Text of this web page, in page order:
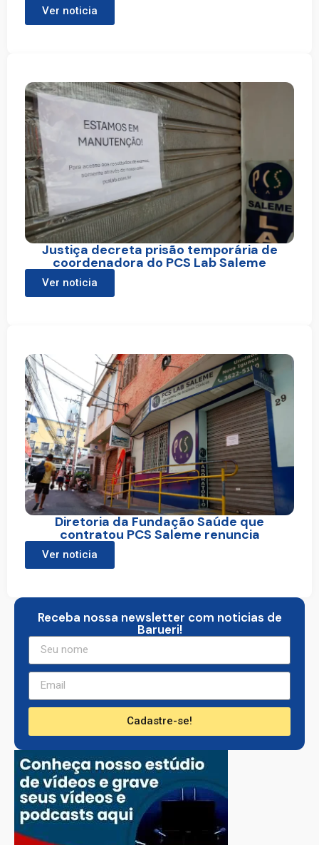
Ver noticia
Justiça decreta prisão temporária de
coordenadora do PCS Lab Saleme
Ver noticia
Diretoria da Fundação Saúde que
contratou PCS Saleme renuncia
Ver noticia
Receba nossa newsletter com noticias de
Barueri!
Cadastre-se!